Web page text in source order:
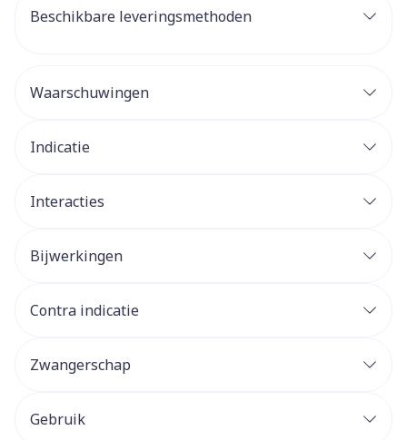
Beschikbare leveringsmethoden
Waarschuwingen
Indicatie
Interacties
Bijwerkingen
Contra indicatie
Zwangerschap
Gebruik